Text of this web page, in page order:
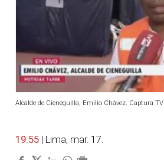
Alcalde de Cieneguilla, Emilio Chávez. Captura TV
19:55 | Lima, mar. 17.